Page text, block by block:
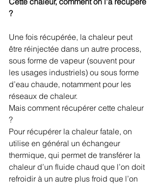
?
Une fois récupérée, la chaleur peut
être réinjectée dans un autre process,
sous forme de vapeur (souvent pour
les usages industriels) ou sous forme
d’eau chaude, notamment pour les
réseaux de chaleur.
Mais comment récupérer cette chaleur
?
Pour récupérer la chaleur fatale, on
utilise en général un échangeur
thermique, qui permet de transférer la
chaleur d’un fluide chaud que l’on doit
refroidir à un autre plus froid que l’on